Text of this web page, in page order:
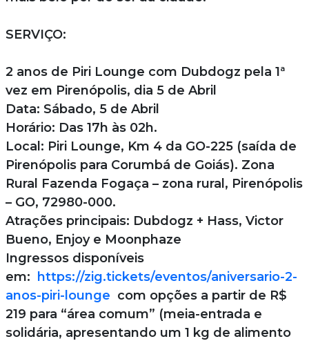
SERVIÇO:
2 anos de Piri Lounge com Dubdogz pela 1ª
vez em Pirenópolis, dia 5 de Abril
Data: Sábado, 5 de Abril
Horário: Das 17h às 02h.
Local: Piri Lounge, Km 4 da GO-225 (saída de
Pirenópolis para Corumbá de Goiás). Zona
Rural Fazenda Fogaça – zona rural, Pirenópolis
– GO, 72980-000.
Atrações principais: Dubdogz + Hass, Victor
Bueno, Enjoy e Moonphaze
Ingressos disponíveis
em:
https://zig.tickets/eventos/aniversario-2-
anos-piri-lounge com opções a partir de R$
219 para “área comum” (meia-entrada e
solidária, apresentando um 1 kg de alimento